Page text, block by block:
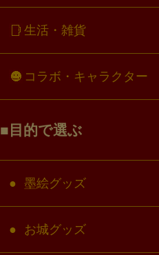
生活・雑貨
コラボ・キャラクター
目的で選ぶ
墨絵グッズ
お城グッズ